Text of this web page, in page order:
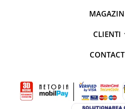
MAGAZIN
CLIENTI
CONTACT